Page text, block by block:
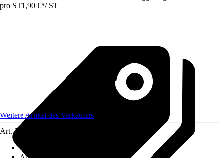
pro ST1,90 €*/ ST
Weitere Artikel des Verkäufers
Art.-Nr.
Artikeltyp
Ausführung